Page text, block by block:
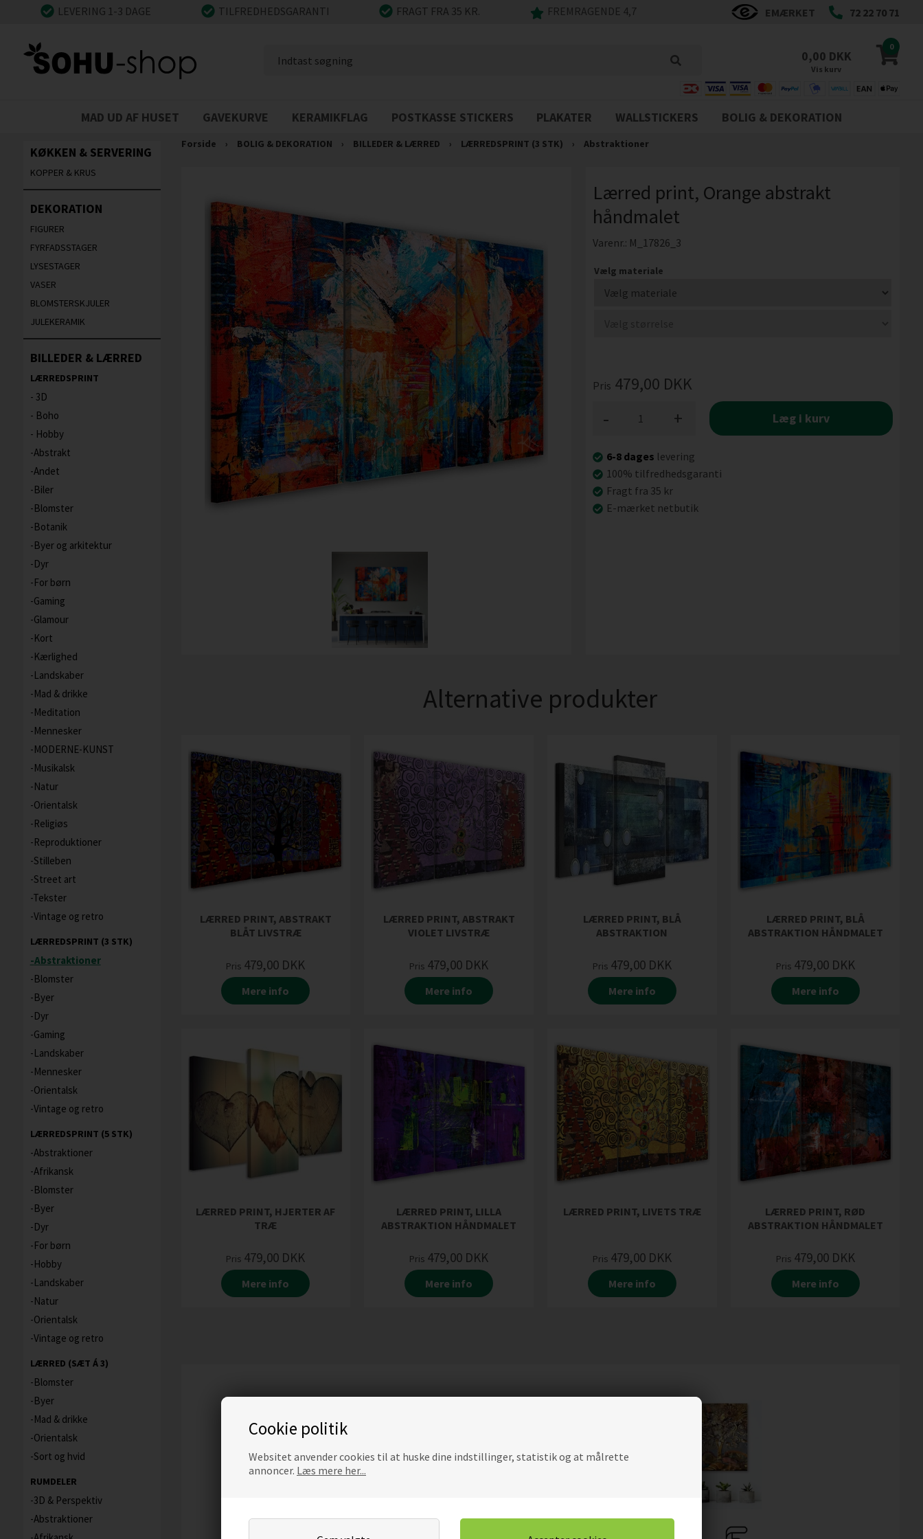
Cookie politik
Websitet anvender cookies til at huske dine indstillinger, statistik og at målrette
annoncer. Læs mere her...
LEVERING 1-3 DAGE TILFREDHEDSGARANTI FRAGT FRA 35 KR. FREMRAGENDE 4,7 EMÆRKET 72 22 70 71
0
0,00 DKK
Vis kurv
MAD UD AF HUSET GAVEKURVE KERAMIKFLAG POSTKASSE STICKERS PLAKATER WALLSTICKERS BOLIG & DEKORATION
KØKKEN & SERVERING
KOPPER & KRUS
DEKORATION
FIGURER
FYRFADSSTAGER
LYSESTAGER
VASER
BLOMSTERSKJULER
JULEKERAMIK
BILLEDER & LÆRRED
LÆRREDSPRINT
3D
Boho
Hobby
Abstrakt
Andet
Biler
Blomster
Botanik
Byer og arkitektur
Dyr
For børn
Gaming
Glamour
Kort
Kærlighed
Landskaber
Mad & drikke
Meditation
Mennesker
MODERNE-KUNST
Musikalsk
Natur
Orientalsk
Religiøs
Reproduktioner
Stilleben
Street art
Tekster
Vintage og retro
LÆRREDSPRINT (3 STK)
Abstraktioner
Blomster
Byer
Dyr
Gaming
Landskaber
Mennesker
Orientalsk
Vintage og retro
LÆRREDSPRINT (5 STK)
Abstraktioner
Afrikansk
Blomster
Byer
Dyr
For børn
Hobby
Landskaber
Natur
Orientalsk
Vintage og retro
LÆRRED (SÆT Á 3)
Blomster
Byer
Mad & drikke
Orientalsk
Sort og hvid
RUMDELER
3D & Perspektiv
Abstraktioner
Forside › BOLIG & DEKORATION › BILLEDER & LÆRRED › LÆRREDSPRINT (3 STK) › Abstraktioner
Lærred print, Orange abstrakt
håndmalet
Varenr.: M_17826_3
Vælg materiale
Pris 479,00 DKK
+
- Læg i kurv
6-8 dages levering
100% tilfredhedsgaranti
Fragt fra 35 kr
E-mærket netbutik
Alternative produkter
LÆRRED PRINT, ABSTRAKT
BLÅT LIVSTRÆ
Pris 479,00 DKK
Mere info
LÆRRED PRINT, ABSTRAKT
VIOLET LIVSTRÆ
Pris 479,00 DKK
Mere info
LÆRRED PRINT, BLÅ
ABSTRAKTION
Pris 479,00 DKK
Mere info
LÆRRED PRINT, BLÅ
ABSTRAKTION HÅNDMALET
Pris 479,00 DKK
Mere info
LÆRRED PRINT, HJERTER AF
TRÆ
Pris 479,00 DKK
Mere info
LÆRRED PRINT, LILLA
ABSTRAKTION HÅNDMALET
Pris 479,00 DKK
Mere info
LÆRRED PRINT, LIVETS TRÆ
Pris 479,00 DKK
Mere info
LÆRRED PRINT, RØD
ABSTRAKTION HÅNDMALET
Pris 479,00 DKK
Mere info